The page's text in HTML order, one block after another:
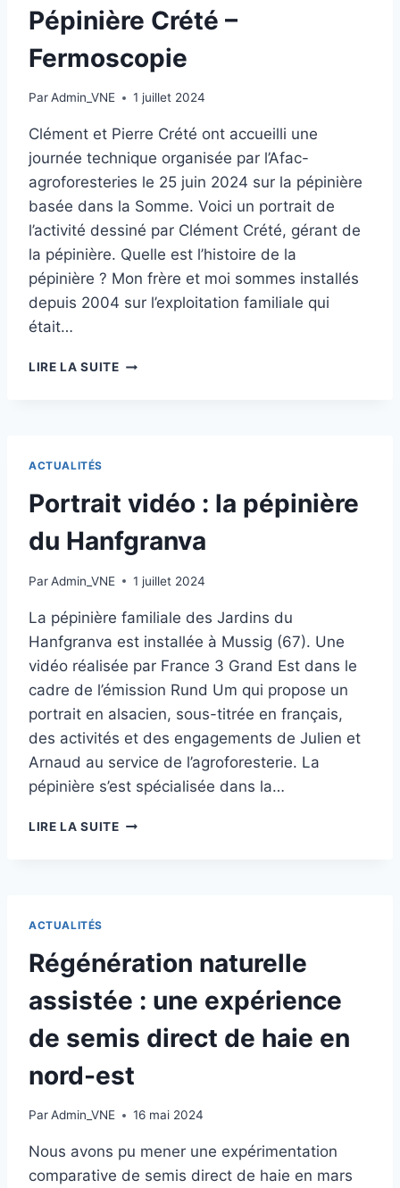
Pépinière Crété –
Fermoscopie
ParAdmin_VNE 1 juillet 2024
Clément et Pierre Crété ont accueilli une
journée technique organisée par l’Afac-
agroforesteries le 25 juin 2024 sur la pépinière
basée dans la Somme. Voici un portrait de
l’activité dessiné par Clément Crété, gérant de
la pépinière. Quelle est l’histoire de la
pépinière ? Mon frère et moi sommes installés
depuis 2004 sur l’exploitation familiale qui
était…
LIRE LA SUITEPÉPINIÈRE
ACTUALITÉS
Portrait vidéo : la pépinière
du Hanfgranva
ParAdmin_VNE 1 juillet 2024
La pépinière familiale des Jardins du
Hanfgranva est installée à Mussig (67). Une
vidéo réalisée par France 3 Grand Est dans le
cadre de l’émission Rund Um qui propose un
portrait en alsacien, sous-titrée en français,
des activités et des engagements de Julien et
Arnaud au service de l’agroforesterie. La
pépinière s’est spécialisée dans la…
LIRE LA SUITEPORTRAIT
ACTUALITÉS
Régénération naturelle
assistée : une expérience
de semis direct de haie en
nord-est
ParAdmin_VNE 16 mai 2024
Nous avons pu mener une expérimentation
comparative de semis direct de haie en mars